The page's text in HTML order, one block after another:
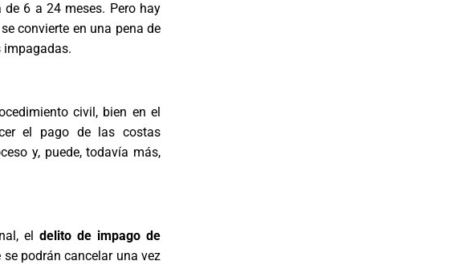
6 a 24 meses. Pero hay
convierte en una pena de
impagadas.
civil, bien en el
el pago de las costas
y, puede, todavía más,
eldelito de impago de
podrán cancelar una vez